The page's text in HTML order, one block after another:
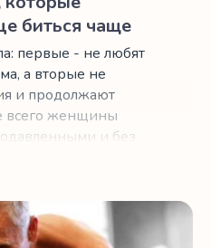
биться чаще
первые - не любят
а вторые не
и продолжают
всего женщины
и без
заниматься спортом после